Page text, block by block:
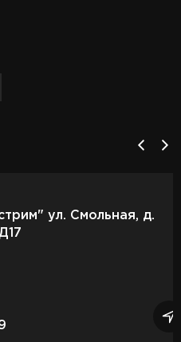
ул. Смольная, д.